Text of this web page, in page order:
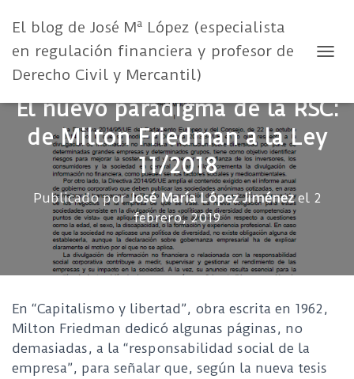
El blog de José Mª López (especialista
en regulación financiera y profesor de
Derecho Civil y Mercantil)
El nuevo paradigma de la RSC:
de Milton Friedman a la Ley
11/2018
Publicado porJosé María López Jiménezel 2
febrero, 2019
En “Capitalismo y libertad”, obra escrita en 1962,
Milton Friedman dedicó algunas páginas, no
demasiadas, a la “responsabilidad social de la
empresa”, para señalar que, según la nueva tesis